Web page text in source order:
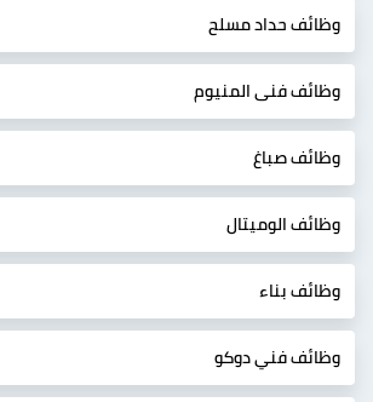
وظائف حداد مسلح
وظائف فنى المنيوم
وظائف صباغ
وظائف الوميتال
وظائف بناء
وظائف فني دوكو